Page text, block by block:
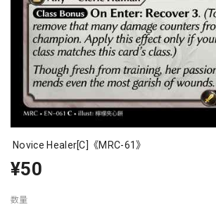
Novice Healer[C]《MRC-61》
¥50
数量